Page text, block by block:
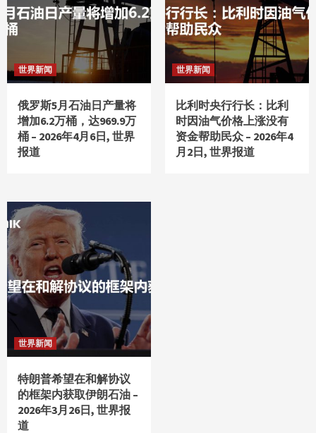
世界新闻
俄罗斯5月石油日产量将
增加6.2万桶，达969.9万
桶 – 2026年4月6日, 世界
报道
世界新闻
比利时央行行长：比利
时因油气价格上涨没有
资金帮助民众 – 2026年4
月2日, 世界报道
世界新闻
特朗普希望在和解协议
的框架内获取伊朗石油 –
2026年3月26日, 世界报
道